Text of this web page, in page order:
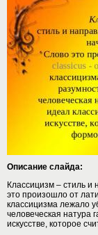
Описание слайда:
Классицизм – стиль и
это произошло от
классицизма лежало
человеческая натура
искусстве, которое